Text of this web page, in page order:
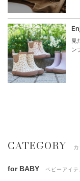
見
ン
CATEGORY
for BABY ベビーアイテ